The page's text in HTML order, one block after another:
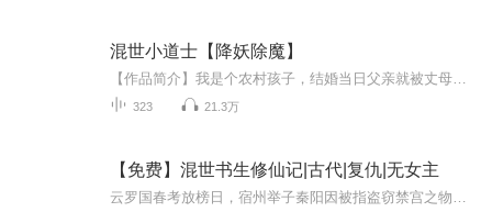
混世小道士【降妖除魔】
323 21.3万
【免费】混世书生修仙记|古代|复仇|无女主